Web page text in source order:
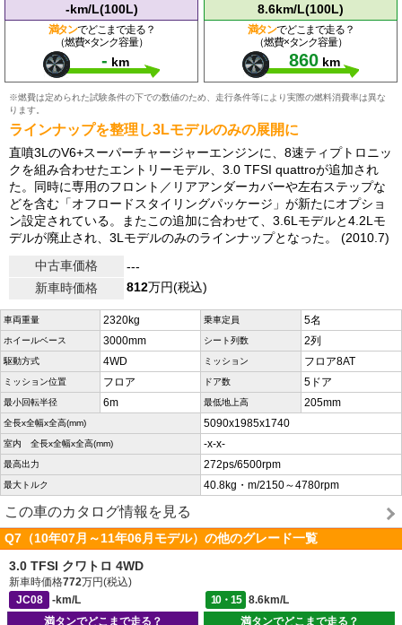
-km/L(100L)
満タンでどこまで走る？
（燃費×タンク容量）
- km
8.6km/L(100L)
満タンでどこまで走る？
（燃費×タンク容量）
860 km
※燃費は定められた試験条件の下での数値のため、走行条件等により実際の燃料消費率は異な
ります。
ラインナップを整理し3Lモデルのみの展開に
直噴3LのV6+スーパーチャージャーエンジンに、8速ティプトロニッ
クを組み合わせたエントリーモデル、3.0 TFSI quattroが追加され
た。同時に専用のフロント／リアアンダーカバーや左右ステップな
どを含む「オフロードスタイリングパッケージ」が新たにオプショ
ン設定されている。またこの追加に合わせて、3.6Lモデルと4.2Lモ
デルが廃止され、3Lモデルのみのラインナップとなった。 (2010.7)
中古車価格
---
新車時価格
812万円(税込)
車両重量 2320kg 乗車定員 5名
ホイールベース 3000mm シート列数 2列
駆動方式 4WD ミッション フロア8AT
ミッション位置 フロア ドア数 5ドア
最小回転半径 6m 最低地上高 205mm
全長x全幅x全高(mm) 5090x1985x1740
室内 全長x全幅x全高(mm) -x-x-
最高出力 272ps/6500rpm
最大トルク 40.8kg・m/2150～4780rpm
この車のカタログ情報を見る
Q7（10年07月～11年06月モデル）の他のグレード一覧
3.0 TFSI クワトロ 4WD
新車時価格772万円(税込)
JC08
-km/L 10・15
8.6km/L
満タンでどこまで走る？
満タンでどこまで走る？